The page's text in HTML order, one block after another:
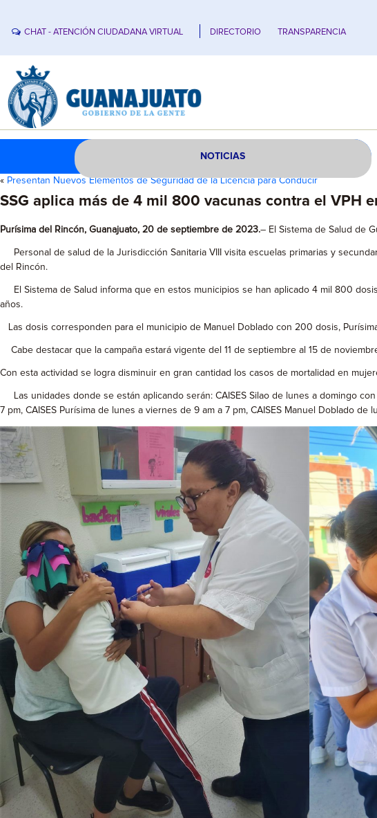
CHAT - ATENCIÓN CIUDADANA VIRTUAL DIRECTORIO TRANSPARENCIA
NOTICIAS
« Presentan Nuevos Elementos de Seguridad de la Licencia para Conducir
SSG aplica más de 4 mil 800 vacunas contra el VPH
Purísima del Rincón, Guanajuato, 20 de septiembre de 2023.– El Sistema de Salud de
Personal de salud de la Jurisdicción Sanitaria VIII visita escuelas primarias y
del Rincón.
El Sistema de Salud informa que en estos municipios se han aplicado 4 mil 800
años.
Las dosis corresponden para el municipio de Manuel Doblado con 200 dosis,
Cabe destacar que la campaña estará vigente del 11 de septiembre al 15 de
Con esta actividad se logra disminuir en gran cantidad los casos de mortalidad en
Las unidades donde se están aplicando serán: CAISES Silao de lunes a domingo
7 pm, CAISES Purísima de lunes a viernes de 9 am a 7 pm, CAISES Manuel Doblado